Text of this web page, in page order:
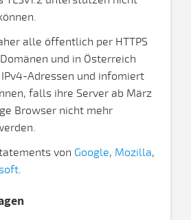
alle öffentlich per HTTPS
und in Österreich
Adressen und infomiert
falls ihre Server ab März
Browser nicht mehr
von Google, Mozilla,
.